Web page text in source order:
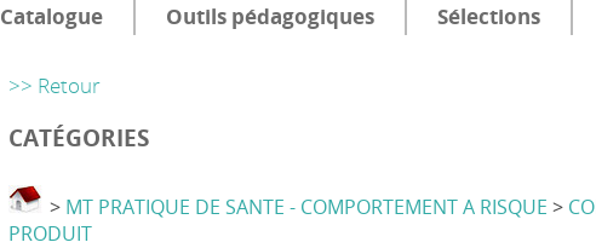
Catalogue Outils pédagogiques Sélections
>> Retour
CATÉGORIES
> MT PRATIQUE DE SANTE - COMPORTEMENT A RISQUE >
PRODUIT